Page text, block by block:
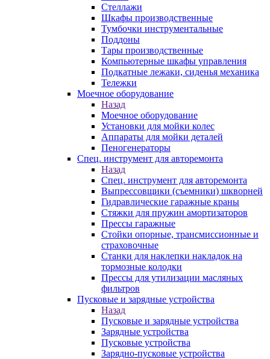
Стеллажи
Шкафы производственные
Тумбочки инструментальные
Поддоны
Тары производственные
Компьютерные шкафы управления
Подкатные лежаки, сиденья механика
Тележки
Моечное оборудование
Назад
Моечное оборудование
Установки для мойки колес
Аппараты для мойки деталей
Пеногенераторы
Спец. инструмент для авторемонта
Назад
Спец. инструмент для авторемонта
Выпрессовщики (съемники) шкворней
Гидравлические гаражные краны
Стяжки для пружин амортизаторов
Прессы гаражные
Стойки опорные, трансмиссионные и
страховочные
Станки для наклепки накладок на
тормозные колодки
Прессы для утилизации масляных
фильтров
Пусковые и зарядные устройства
Назад
Пусковые и зарядные устройства
Зарядные устройства
Пусковые устройства
Зарядно-пусковые устройства